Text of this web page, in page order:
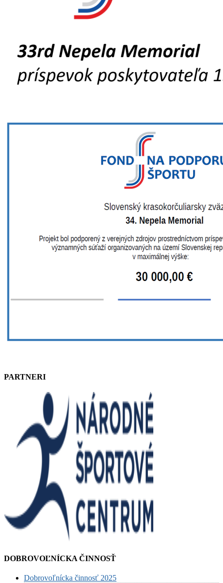
PARTNERI
DOBROVOĽNÍCKA ČINNOSŤ
Dobrovoľnícka činnosť 2025